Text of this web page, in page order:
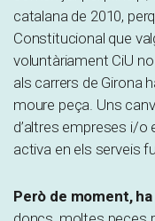
catalana de 2010,
Constitucional que
voluntàriament CiU
als carrers de Girona
moure peça. Uns
d’altres empreses i/o
activa en els serveis
Però de moment,